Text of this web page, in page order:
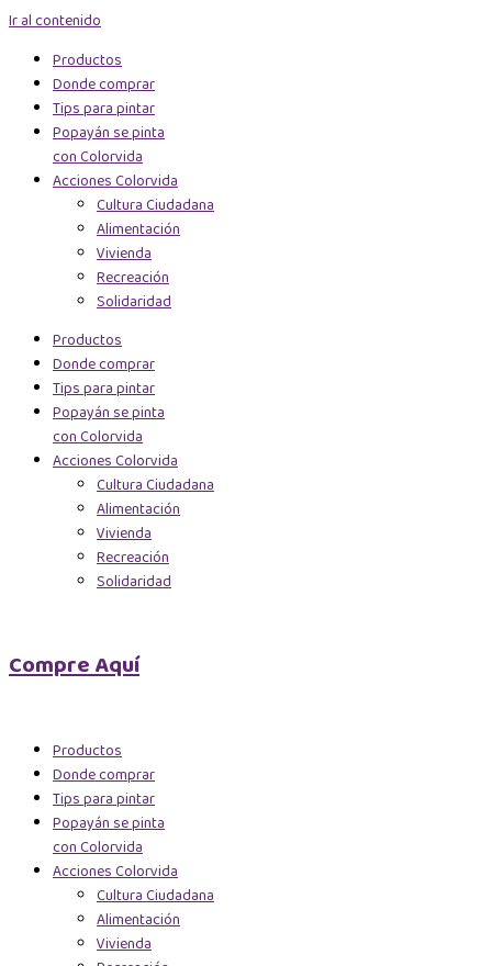
Ir al contenido
Productos
Donde comprar
Tips para pintar
Popayán se pinta
con Colorvida
Acciones Colorvida
Cultura Ciudadana
Alimentación
Vivienda
Recreación
Solidaridad
Productos
Donde comprar
Tips para pintar
Popayán se pinta
con Colorvida
Acciones Colorvida
Cultura Ciudadana
Alimentación
Vivienda
Recreación
Solidaridad
Compre Aquí
Productos
Donde comprar
Tips para pintar
Popayán se pinta
con Colorvida
Acciones Colorvida
Cultura Ciudadana
Alimentación
Vivienda